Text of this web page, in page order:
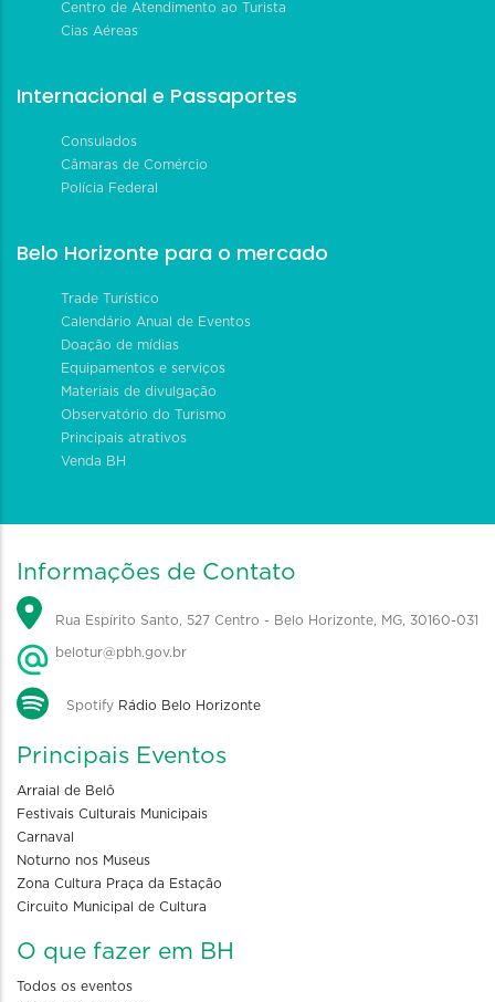
Centro de Atendimento ao Turista
Cias Aéreas
Internacional e Passaportes
Consulados
Câmaras de Comércio
Polícia Federal
Belo Horizonte para o mercado
Trade Turístico
Calendário Anual de Eventos
Doação de mídias
Equipamentos e serviços
Materiais de divulgação
Observatório do Turismo
Principais atrativos
Venda BH
Informações de Contato
Rua Espírito Santo, 527 Centro - Belo Horizonte, MG, 30160-031
belotur@pbh.gov.br
Spotify Rádio Belo Horizonte
Principais Eventos
Arraial de Belô
Festivais Culturais Municipais
Carnaval
Noturno nos Museus
Zona Cultura Praça da Estação
Circuito Municipal de Cultura
O que fazer em BH
Todos os eventos